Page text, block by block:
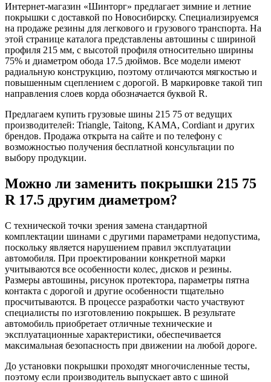
Интернет-магазин «Шинторг» предлагает зимние и летние
покрышки с доставкой по Новосибирску. Специализируемся
на продаже резины для легкового и грузового транспорта. На
этой странице каталога представлены автошины с шириной
профиля 215 мм, с высотой профиля относительно ширины
75% и диаметром обода 17.5 дюймов. Все модели имеют
радиальную конструкцию, поэтому отличаются мягкостью и
повышенным сцеплением с дорогой. В маркировке такой тип
направления слоев корда обозначается буквой R.
Предлагаем купить грузовые шины 215 75 от ведущих
производителей: Triangle, Taitong, KAMA, Cordiant и других
брендов. Продажа открыта на сайте и по телефону с
возможностью получения бесплатной консультации по
выбору продукции.
Можно ли заменить покрышки 215 75
R 17.5 другим диаметром?
С технической точки зрения замена стандартной
комплектации шинами с другими параметрами недопустима,
поскольку является нарушением правил эксплуатации
автомобиля. При проектировании конкретной марки
учитываются все особенности колес, дисков и резины.
Размеры автошины, рисунок протектора, параметры пятна
контакта с дорогой и другие особенности тщательно
просчитываются. В процессе разработки часто участвуют
специалисты по изготовлению покрышек. В результате
автомобиль приобретает отличные технические и
эксплуатационные характеристики, обеспечивается
максимальная безопасность при движении на любой дороге.
До установки покрышки проходят многочисленные тесты,
поэтому если производитель выпускает авто с шиной